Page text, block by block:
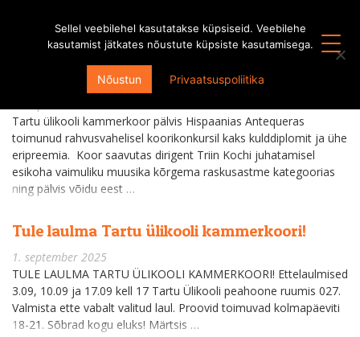
Tartu ülikooli kammerkoor võitis
rahvusvahelisel koorikonkursil esikoha
Tartu ülikooli kammerkoor pälvis Hispaanias Antequeras
toimunud rahvusvahelisel koorikonkursil kaks kulddiplomit ja ühe
eripreemia. Koor saavutas dirigent Triin Kochi juhatamisel
esikoha vaimuliku muusika kõrgema raskusastme kategoorias
ning pälvis võidu eest …
Tule laulma Tartu ülikooli kammerkoori!
1. september 2025
TULE LAULMA TARTU ÜLIKOOLI KAMMERKOORI! Ettelaulmised
3.09, 10.09 ja 17.09 kell 17 Tartu Ülikooli peahoone ruumis 027.
Valmista ette vabalt valitud laul. Proovid toimuvad kolmapäeviti
18-21. Sõbrad kogu eluks! Märtsis …
Sellel veebilehel kasutatakse küpsiseid. Veebilehe
kasutamist jätkates nõustute küpsiste kasutamisega.
Nõustun Privaatsuspoliitika